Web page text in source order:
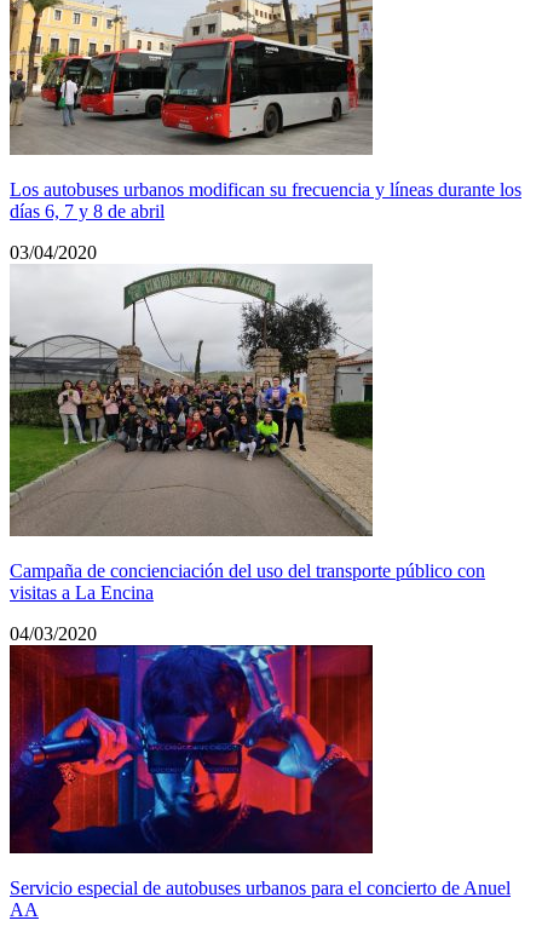
Los autobuses urbanos modifican su frecuencia y líneas durante los
días 6, 7 y 8 de abril
03/04/2020
Campaña de concienciación del uso del transporte público con
visitas a La Encina
04/03/2020
Servicio especial de autobuses urbanos para el concierto de Anuel
AA